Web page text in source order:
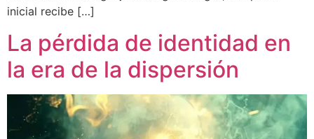
inicial recibe […]
La pérdida de identidad en
la era de la dispersión